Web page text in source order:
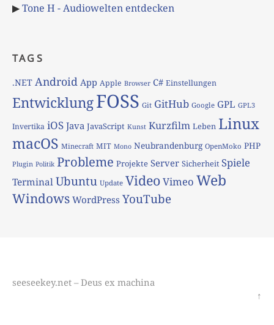
▶Tone H - Audiowelten entdecken
TAGS
.NET Android App Apple Browser C# Einstellungen
EntwicklungFOSS Git GitHub Google GPL GPL3
Invertika iOS Java JavaScript Kunst Kurzfilm Leben Linux
macOS Minecraft MIT Mono Neubrandenburg OpenMoko PHP
Plugin Politik Probleme Projekte Server Sicherheit Spiele
TerminalUbuntu Update VideoVimeo Web
Windows WordPress YouTube
seeseekey.net – Deus ex machina
↑